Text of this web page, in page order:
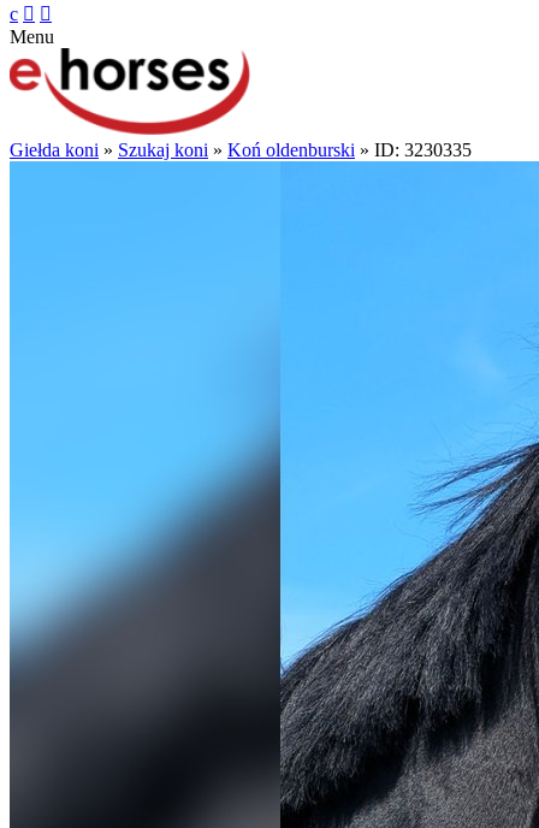
c  
Menu
Giełda koni » Szukaj koni » Koń oldenburski » ID: 3230335